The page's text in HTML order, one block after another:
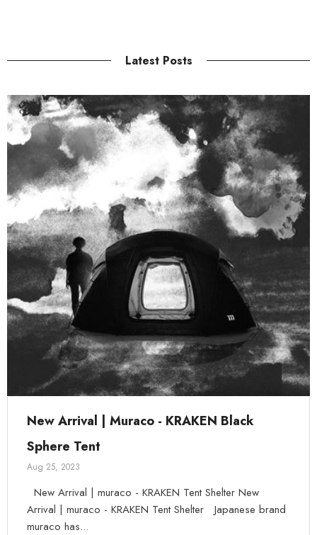
Latest Posts
New Arrival | Muraco - KRAKEN Black
Sphere Tent
Aug 25, 2023
New Arrival | muraco - KRAKEN Tent Shelter New
Arrival | muraco - KRAKEN Tent Shelter Japanese brand
muraco has...